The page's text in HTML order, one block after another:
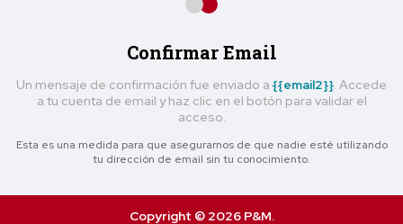
Confirmar Email
Un mensaje de confirmación fue enviado a {{email2}}. Accede
a tu cuenta de email y haz clic en el botón para validar el
acceso.
Esta es una medida para que asegurarnos de que nadie esté utilizando
tu dirección de email sin tu conocimiento.
Copyright © 2026 P&M.